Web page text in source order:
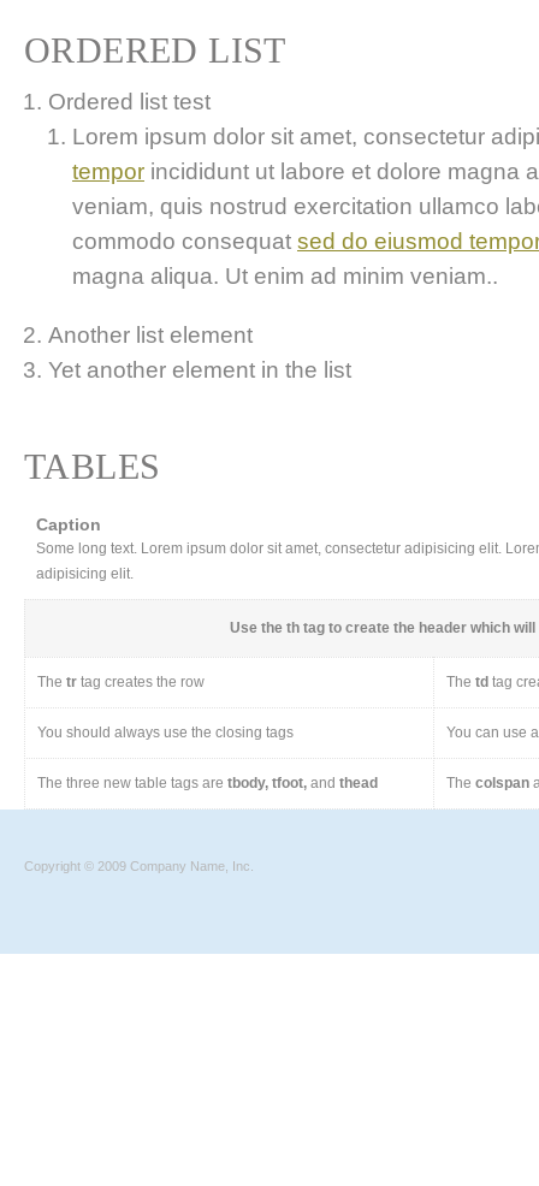
ORDERED LIST
Ordered list test
Lorem ipsum dolor sit amet, consectetur
tempor incididunt ut labore et dolore magna
veniam, quis nostrud exercitation ullamco
commodo consequat sed do eiusmod
magna aliqua. Ut enim ad minim veniam..
Another list element
Yet another element in the list
TABLES
Caption
Some long text. Lorem ipsum dolor sit amet, consectetur adipisicing elit.
adipisicing elit.
Use the th tag to create the header which
The tr tag creates the row The td tag
You should always use the closing tags You can use
The three new table tags are tbody, tfoot, and thead The colspan
Copyright © 2009 Company Name, Inc.